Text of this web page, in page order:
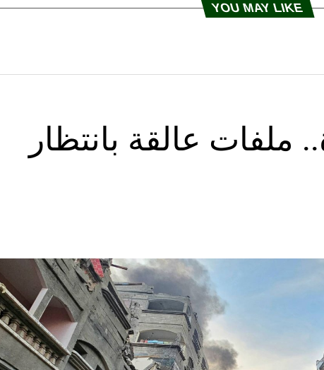
YOU MAY LIKE
عالقة بانتظار